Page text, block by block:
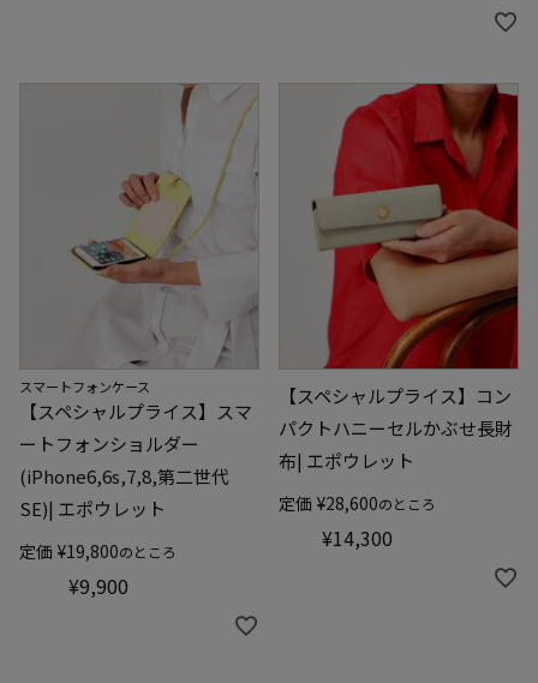
スマートフォンケース
【スペシャルプライス】スマ
ートフォンショルダー
(iPhone6,6s,7,8,第二世代
SE)| エポウレット
定価 ¥19,800のところ
¥9,900
【スペシャルプライス】コン
パクトハニーセルかぶせ長財
布| エポウレット
定価 ¥28,600のところ
¥14,300